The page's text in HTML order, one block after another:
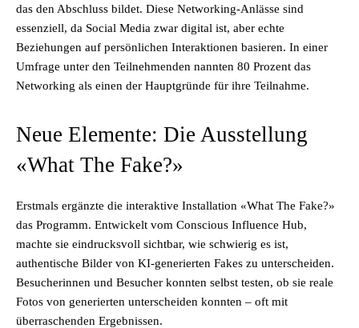
das den Abschluss bildet. Diese Networking-Anlässe sind
essenziell, da Social Media zwar digital ist, aber echte
Beziehungen auf persönlichen Interaktionen basieren. In einer
Umfrage unter den Teilnehmenden nannten 80 Prozent das
Networking als einen der Hauptgründe für ihre Teilnahme.
Neue Elemente: Die Ausstellung
«What The Fake?»
Erstmals ergänzte die interaktive Installation «What The Fake?»
das Programm. Entwickelt vom Conscious Influence Hub,
machte sie eindrucksvoll sichtbar, wie schwierig es ist,
authentische Bilder von KI-generierten Fakes zu unterscheiden.
Besucherinnen und Besucher konnten selbst testen, ob sie reale
Fotos von generierten unterscheiden konnten – oft mit
überraschenden Ergebnissen.